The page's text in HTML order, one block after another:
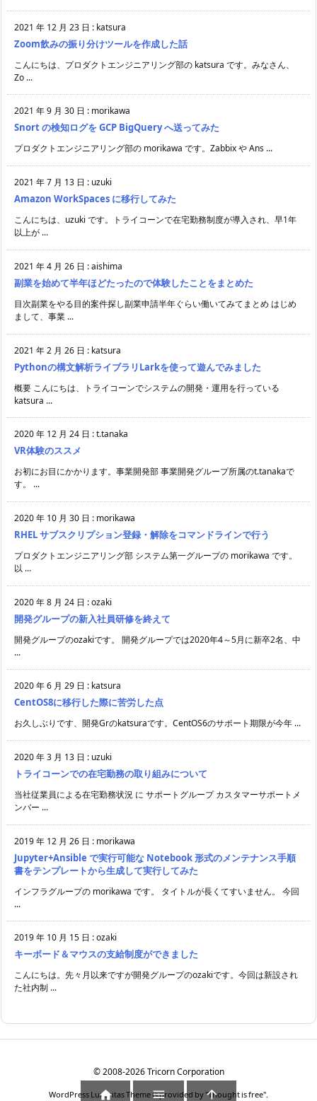
2021 年 12 月 23 日 : katsura
Zoom飲みの振り分けツールを作成した話
こんにちは、プロダクトエンジニアリング部の katsura です。みなさん、
Zo ...
2021 年 9 月 30 日 : morikawa
Snort の検知ログを GCP BigQuery へ送ってみた
プロダクトエンジニアリング部の morikawa です。Zabbix や Ans ...
2021 年 7 月 13 日 : uzuki
Amazon WorkSpaces に移行してみた
こんにちは、uzuki です。トライコーンで在宅勤務制度が導入され、早1年
以上が ...
2021 年 4 月 26 日 :aishima
副業を始めて半年ほどたったので体験したことをまとめた
目次副業をやる目的案件探し副業申請半年ぐらい働いてみてまとめ はじめ
まして、事業 ...
2021 年 2 月 26 日 : katsura
Pythonの構文解析ライブラリLarkを使って遊んでみました
概要 こんにちは、トライコーンでシステムの開発・運用を行っている
katsura ...
2020 年 12 月 24 日 :t.tanaka
VR体験のススメ
お初にお目にかかります。事業開発部 事業開発グループ所属のt.tanakaで
す。 ...
2020 年 10 月 30 日 : morikawa
RHEL サブスクリプション登録・解除をコマンドラインで行う
プロダクトエンジニアリング部 システム第一グループの morikawa です。
以 ...
2020 年 8 月 24 日 :ozaki
開発グループの新入社員研修を終えて
開発グループのozakiです。 開発グループでは2020年4～5月に新卒2名、中
...
2020 年 6 月 29 日 : katsura
CentOS8に移行した際に苦労した点
お久しぶりです、開発Grのkatsuraです。CentOS6のサポート期限が今年 ...
2020 年 3 月 13 日 : uzuki
トライコーンでの在宅勤務の取り組みについて
当社従業員による在宅勤務状況 に サポートグループ カスタマーサポートメ
ンバー ...
2019 年 12 月 26 日 : morikawa
Jupyter+Ansible で実行可能な Notebook 形式のメンテナンス手順
書をテンプレートから生成して実行してみた
インフラグループの morikawa です。 タイトルが長くてすいません。 今回
...
2019 年 10 月 15 日 :ozaki
キーボード＆マウスの支給制度ができました
こんにちは。先々月以来ですが開発グループのozakiです。今回は新設され
た社内制 ...
©2008-2026Tricorn Corporation
WordPress Luxeritas Theme is provided by "Thought is free".
  